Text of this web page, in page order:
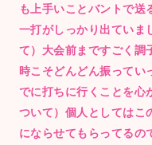
も上手いことバントで送
一打がしっかり出ていま
て）大会前まですごく調
時こそどんどん振ってい
でに打ちに行くことを心
ついて）個人としてはこ
にならせてもらってるの